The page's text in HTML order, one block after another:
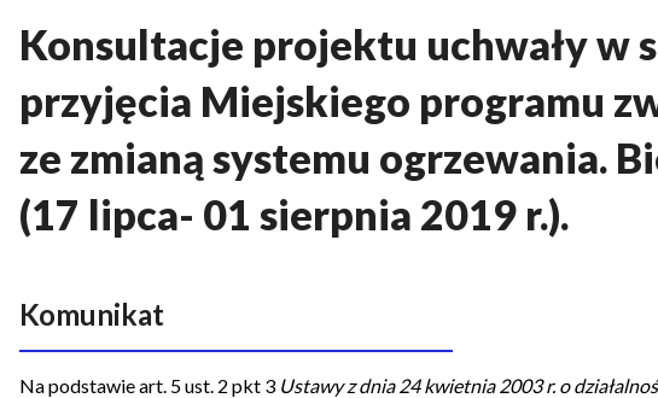
e
ż
a
n
w
i
g
Konsultacje projektu uchwały w
przyjęcia Miejskiego programu
ze zmianą systemu ogrzewania.
(17 lipca- 01 sierpnia 2019 r.).
Komunikat
Na podstawie art. 5 ust. 2 pkt 3 Ustawy z dnia 24 kwietnia 2003 r. o